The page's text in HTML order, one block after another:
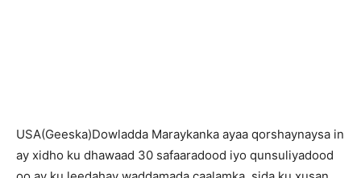
USA(Geeska)Dowladda Maraykanka ayaa qorshaynaysa in
ay xidho ku dhawaad 30 safaaradood iyo qunsuliyadood